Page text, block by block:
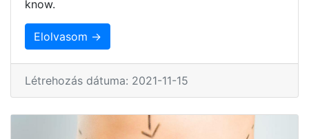
know.
Elolvasom →
Létrehozás dátuma: 2021-11-15